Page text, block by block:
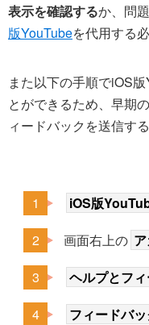
表示を確認するか、問
版YouTubeを代用する
また以下の手順でiOS
とができるため、早期
ィードバックを送信す
iOS版
画面右上の
ヘルプとフ
フィードバ